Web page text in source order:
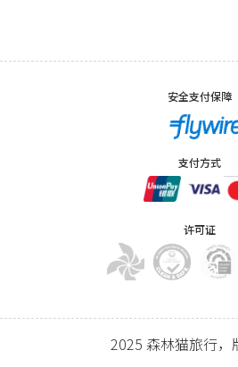
安全支付保障
支付方式
许可证
2025 森林猫旅行，